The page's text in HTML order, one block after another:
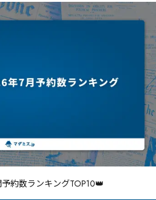
約数ランキングTOP10👑